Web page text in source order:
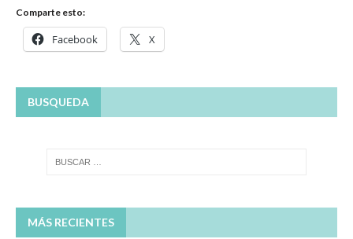
Comparte esto:
Facebook X
BUSQUEDA
MÁS RECIENTES